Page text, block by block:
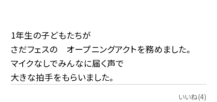
1年生の子どもたちが
さだフェスの オープニングアクトを務めました。
マイクなしでみんなに届く声で
大きな拍手をもらいました。
いいね(4)